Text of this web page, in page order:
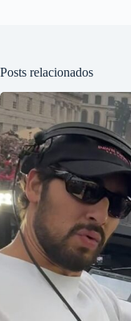
Posts relacionados